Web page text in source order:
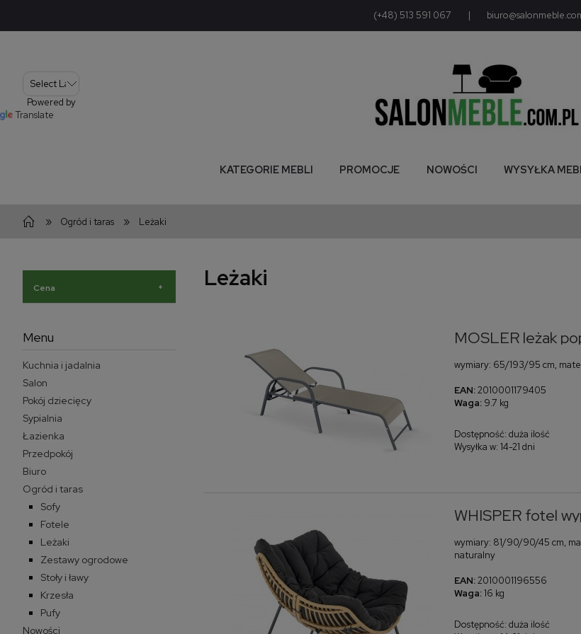
(+48) 513 591 067 |
Powered by
Translate
KATEGORIE MEBLI PROMOCJE NOWOŚCI WYSYŁKA
» Ogród i taras » Leżaki
Cena +
Menu
Kuchnia i jadalnia
Salon
Pokój dziecięcy
Sypialnia
Łazienka
Przedpokój
Biuro
Ogród i taras
Sofy
Fotele
Leżaki
Zestawy ogrodowe
Stoły i ławy
Krzesła
Pufy
Nowości
Leżaki
MOSLER leżak
wymiary: 65/193/95 cm,
EAN:2010001179405
Waga: 9.7 kg
Dostępność: duża ilość
Wysyłka w: 14-21 dni
WHISPER fotel
wymiary: 81/90/90/45 cm,
naturalny
EAN:2010001196556
Waga:16 kg
Dostępność: duża ilość